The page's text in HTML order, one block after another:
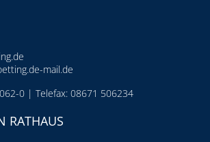
mail.de
0 | Telefax: 08671 506234
RATHAUS